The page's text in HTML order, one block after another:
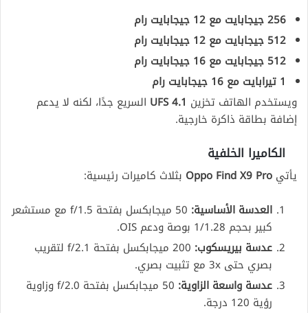
256 جيجابايت مع 12 جيجابايت رام
512 جيجابايت مع 12 جيجابايت رام
512 جيجابايت مع 16 جيجابايت رام
1 تيرابايت مع 16 جيجابايت رام
ويستخدم الهاتف تخزين UFS 4.1 السريع جدًا، لكنه لا يدعم
إضافة بطاقة ذاكرة خارجية.
الكاميرا الخلفية
يأتي Oppo Find X9 Pro بثلاث كاميرات رئيسية:
العدسة الأساسية:
50 ميجابكسل بفتحة f/1.5 مع مستشعر
كبير بحجم 1/1.28 بوصة ودعم OIS.
عدسة بيريسكوب:
200 ميجابكسل بفتحة f/2.1 لتقريب
بصري حتى 3x مع تثبيت بصري.
عدسة واسعة الزاوية:
50 ميجابكسل بفتحة f/2.0 وزاوية
رؤية 120 درجة.